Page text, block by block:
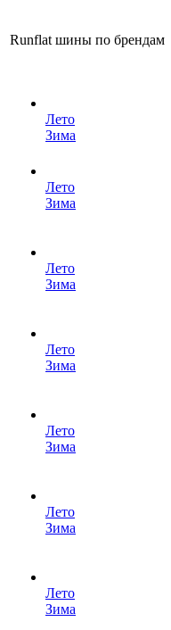
Runflat шины по брендам
Лето
Зима
Лето
Зима
Лето
Зима
Лето
Зима
Лето
Зима
Лето
Зима
Лето
Зима